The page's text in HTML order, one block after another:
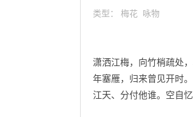
类型： 梅花 咏物
潇洒江梅，向竹梢疏处
年塞雁，归来曾见开时
江天、分付他谁。空自